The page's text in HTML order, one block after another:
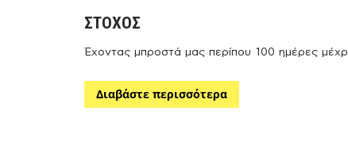
ΣΤΟΧΟΣ
Έχοντας μπροστά μας περίπου 100 ημέρες
είναι η αύξηση της μυϊκής μάζας, ούτως ώστε
τελευταίες εβδομάδες να δώσουμε πλήρη
Διαβάστε περισσότερα